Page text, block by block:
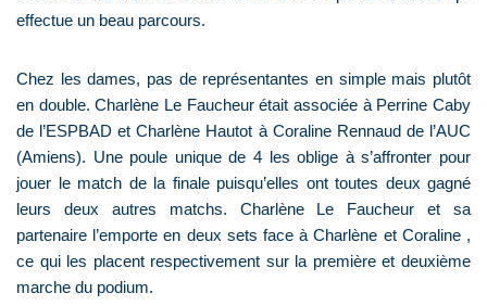
effectue un beau parcours.
Chez les dames, pas de représentantes en simple mais plutôt
en double. Charlène Le Faucheur était associée à Perrine Caby
de l’ESPBAD et Charlène Hautot à Coraline Rennaud de l’AUC
(Amiens). Une poule unique de 4 les oblige à s’affronter pour
jouer le match de la finale puisqu’elles ont toutes deux gagné
leurs deux autres matchs. Charlène Le Faucheur et sa
partenaire l’emporte en deux sets face à Charlène et Coraline ,
ce qui les placent respectivement sur la première et deuxième
marche du podium.